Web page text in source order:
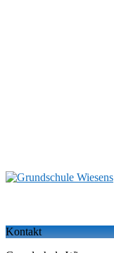
Kontakt